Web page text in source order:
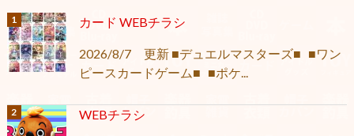
カード WEBチラシ
2026/8/7 更新 ■デュエルマスターズ■ ■ワン
ピースカードゲーム■ ■ポケ...
WEBチラシ